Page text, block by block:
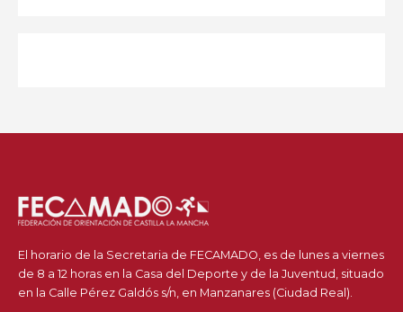
El horario de la Secretaria de FECAMADO, es de lunes a viernes
de 8 a 12 horas en la Casa del Deporte y de la Juventud, situado
en la Calle Pérez Galdós s/n, en Manzanares (Ciudad Real).